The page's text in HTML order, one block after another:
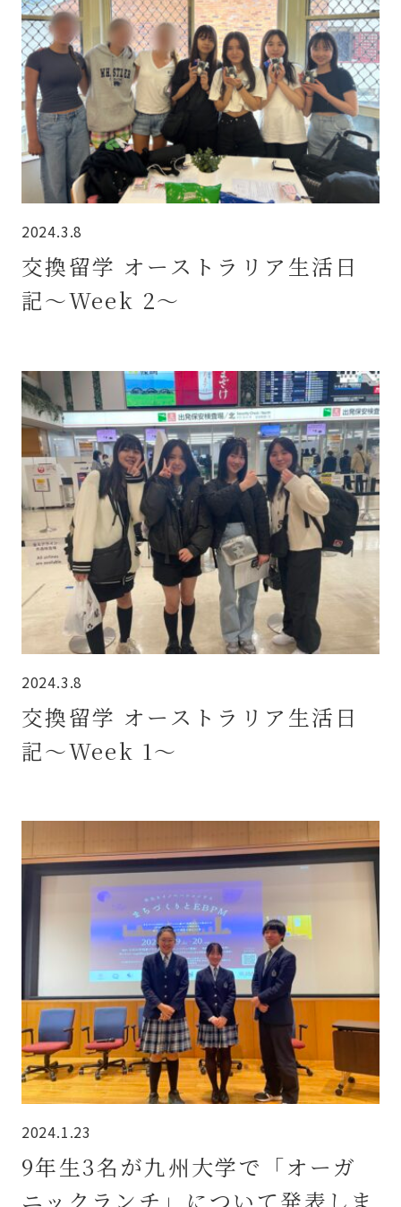
2024.3.8
交換留学 オーストラリア生活日
記～Week 2～
2024.3.8
交換留学 オーストラリア生活日
記～Week 1～
2024.1.23
9年生3名が九州大学で「オーガ
ニックランチ」について発表しま